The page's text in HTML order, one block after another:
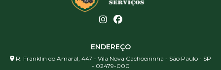
ENDEREÇO
R. Franklin do Amaral, 447 - Vila Nova Cachoeirinha - São Paulo - SP
- 02479-000